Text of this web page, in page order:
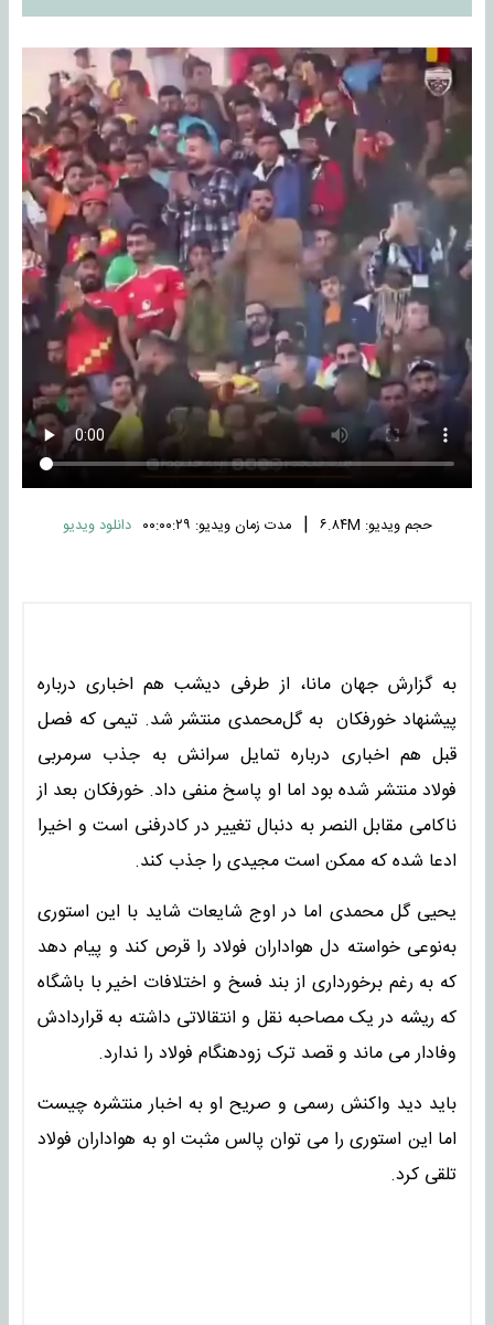
حجم ویدیو: ۶.۸۴M | مدت زمان ویدیو: ۰۰:۰۰:۲۹ دانلود ویدیو
به گزارش جهان مانا، از طرفی دیشب هم اخباری درباره
پیشنهاد خورفکان به گل‌محمدی منتشر شد. تیمی که فصل
قبل هم اخباری درباره تمایل سرانش به جذب سرمربی
فولاد منتشر شده بود اما او پاسخ منفی داد. خورفکان بعد از
ناکامی مقابل النصر به دنبال تغییر در کادرفنی است و اخیرا
ادعا شده که ممکن است مجیدی را جذب کند.
یحیی گل محمدی اما در اوج شایعات شاید با این استوری
به‌نوعی خواسته دل هواداران فولاد را قرص کند و پیام دهد
که به رغم برخورداری از بند فسخ و اختلافات اخیر با باشگاه
که ریشه در یک مصاحبه نقل و انتقالاتی داشته به قراردادش
وفادار می ماند و قصد ترک زودهنگام فولاد را ندارد.
باید دید واکنش رسمی و صریح او به اخبار منتشره چیست
اما این استوری را می توان پالس مثبت او به هواداران فولاد
تلقی کرد.